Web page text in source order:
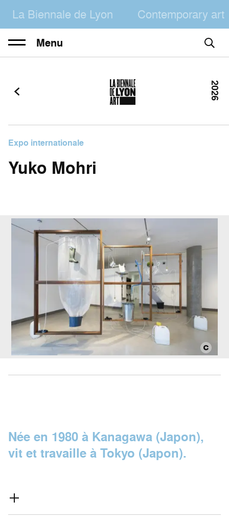
La Biennale de Lyon Contemporary art
Menu
Expo internationale
Yuko Mohri
2026
Née en 1980 à Kanagawa (Japon),
vit et travaille à Tokyo (Japon).